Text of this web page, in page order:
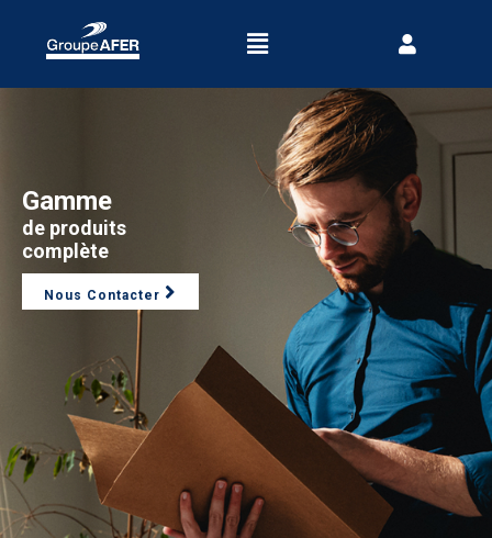
Gamme
de produits
complète
Nous Contacter